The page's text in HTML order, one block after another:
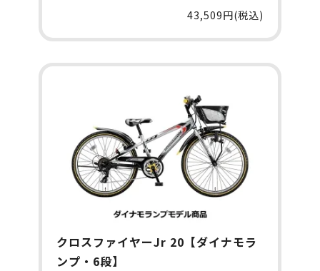
43,509円(税込)
クロスファイヤーJr 20【ダイナモラ
ンプ・6段】